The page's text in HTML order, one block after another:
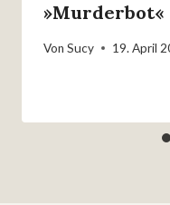
»Murderbot«
Von Sucy 19. April